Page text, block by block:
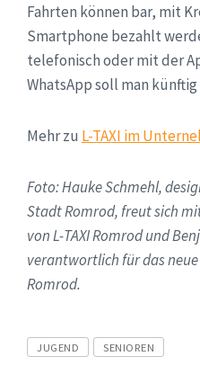
Fahrten können bar, mit
Smartphone bezahlt
telefonisch oder mit der
WhatsApp soll man
Mehr zu L-TAXI im
Foto: Hauke Schmehl,
Stadt Romrod, freut sich
von L-TAXI Romrod und
verantwortlich für das
Romrod.
Tags
JUGEND SENIOREN